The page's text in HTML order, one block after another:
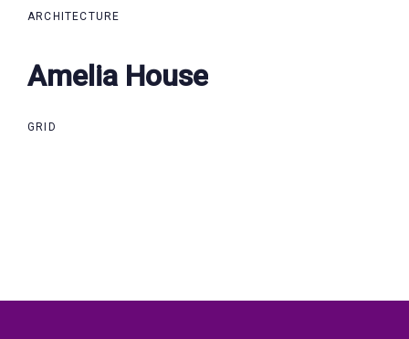
ARCHITECTURE
Amelia House
Amelia House
GRID